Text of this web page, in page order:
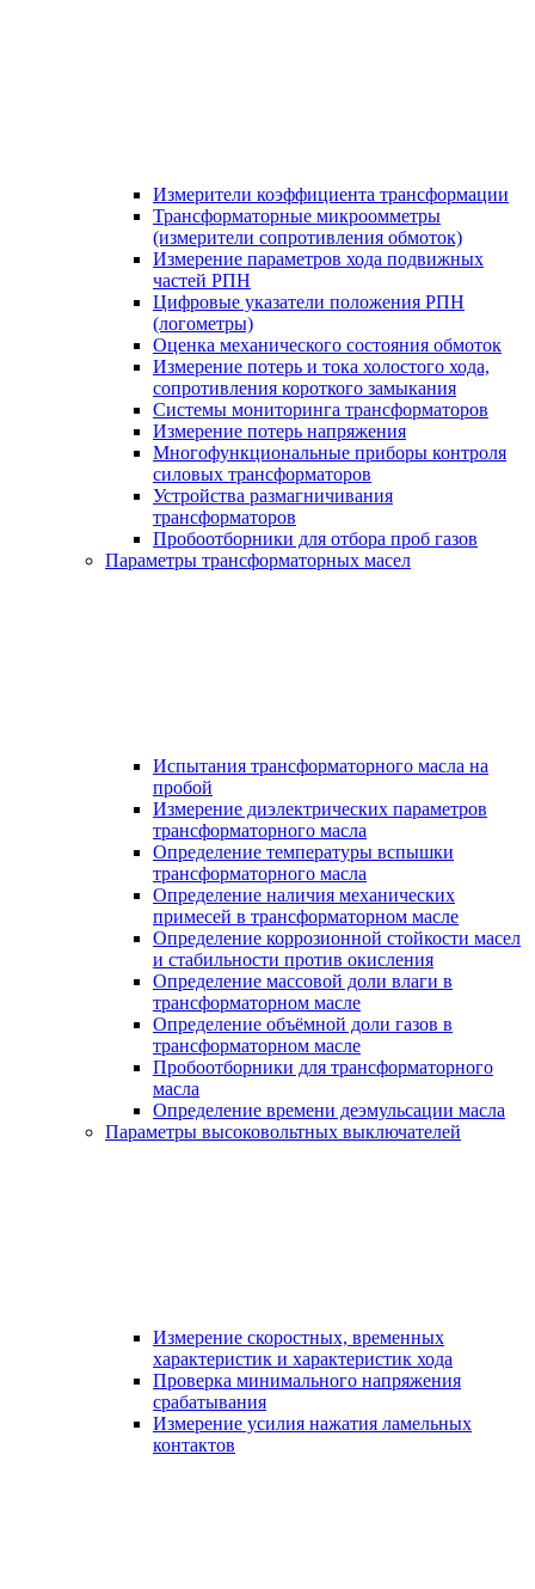
Измерители коэффициента трансформации
Трансформаторные микроомметры
(измерители сопротивления обмоток)
Измерение параметров хода подвижных
частей РПН
Цифровые указатели положения РПН
(логометры)
Оценка механического состояния обмоток
Измерение потерь и тока холостого хода,
сопротивления короткого замыкания
Системы мониторинга трансформаторов
Измерение потерь напряжения
Многофункциональные приборы контроля
силовых трансформаторов
Устройства размагничивания
трансформаторов
Пробоотборники для отбора проб газов
Параметры трансформаторных масел
Испытания трансформаторного масла на
пробой
Измерение диэлектрических параметров
трансформаторного масла
Определение температуры вспышки
трансформаторного масла
Определение наличия механических
примесей в трансформаторном масле
Определение коррозионной стойкости масел
и стабильности против окисления
Определение массовой доли влаги в
трансформаторном масле
Определение объёмной доли газов в
трансформаторном масле
Пробоотборники для трансформаторного
масла
Определение времени деэмульсации масла
Параметры высоковольтных выключателей
Измерение скоростных, временных
характеристик и характеристик хода
Проверка минимального напряжения
срабатывания
Измерение усилия нажатия ламельных
контактов